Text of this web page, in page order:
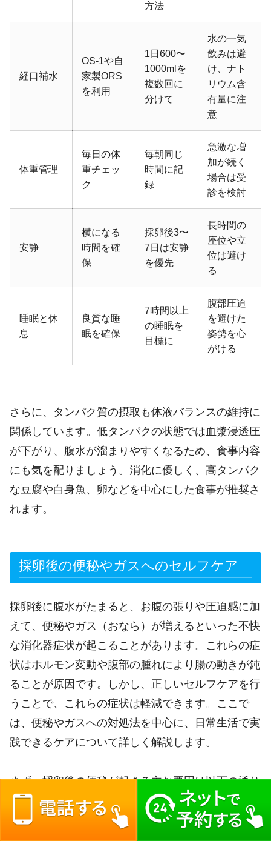
方法
経口補水
OS-1や自
家製ORS
を利用
1日600〜
1000mlを
複数回に
分けて
水の一気
飲みは避
け、ナト
リウム含
有量に注
意
体重管理
毎日の体
重チェッ
ク
毎朝同じ
時間に記
録
急激な増
加が続く
場合は受
診を検討
安静
横になる
時間を確
保
採卵後3〜
7日は安静
を優先
長時間の
座位や立
位は避け
る
睡眠と休
息
良質な睡
眠を確保
7時間以上
の睡眠を
目標に
腹部圧迫
を避けた
姿勢を心
がける
さらに、タンパク質の摂取も体液バランスの維持に
関係しています。低タンパクの状態では血漿浸透圧
が下がり、腹水が溜まりやすくなるため、食事内容
にも気を配りましょう。消化に優しく、高タンパク
な豆腐や白身魚、卵などを中心にした食事が推奨さ
れます。
採卵後の便秘やガスへのセルフケア
採卵後に腹水がたまると、お腹の張りや圧迫感に加
えて、便秘やガス（おなら）が増えるといった不快
な消化器症状が起こることがあります。これらの症
状はホルモン変動や腹部の腫れにより腸の動きが鈍
ることが原因です。しかし、正しいセルフケアを行
うことで、これらの症状は軽減できます。ここで
は、便秘やガスへの対処法を中心に、日常生活で実
践できるケアについて詳しく解説します。
まず、採卵後の便秘が起きる主な要因は以下の通り
です。